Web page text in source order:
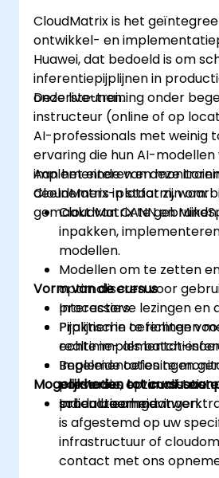
CloudMatrix is het
ontwikkel- en
Huawei, dat bedoeld is om
inferentiepijplijnen in
ondersteunen.
Deze live-training onder
instructeur (online of op
AI-professionals met weinig
ervaring die hun AI-modellen
implementeren en
CloudMatrix-platform,
gemaakt van CANN en
Aan het einde van deze
deelnemers in staat zijn om:
CloudMatrix te
inpakken,
modellen.
Modellen om te zetten
optimaliseren voor
processors.
Pijplijnen in te richten
realtime- als batch-
Implementaties te
prestaties ervan af te
productieomgevingen.
Vorm van de cursus
Interactieve lezingen en
Praktische oefeningen
echte
Begeleide oefeningen
conversie, optimalisatie
schaalbaarheid.
Mogelijkheden tot
Indien u een
is afgestemd op uw
infrastructuur of
contact met ons